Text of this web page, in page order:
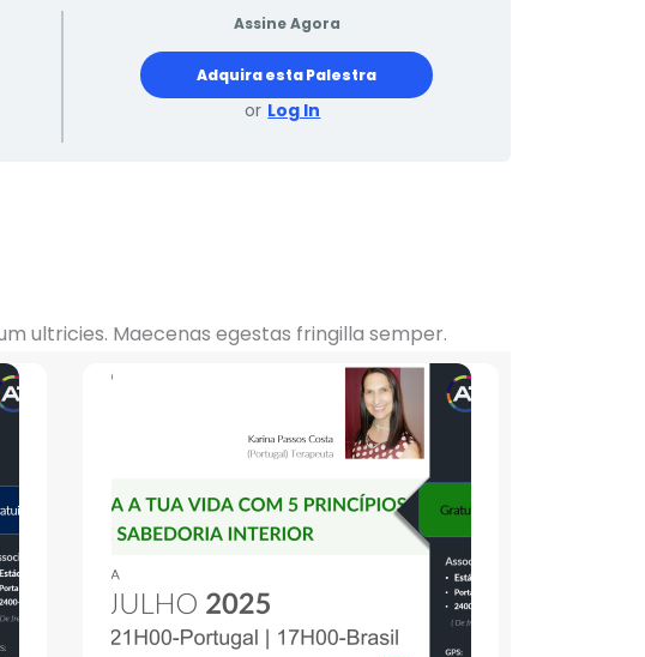
Assine Agora
Adquira esta Palestra
or Log In
ultricies. Maecenas egestas fringilla semper.